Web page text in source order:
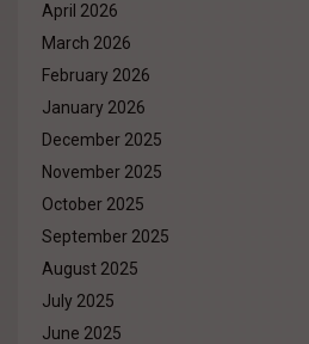
April 2026
March 2026
February 2026
January 2026
December 2025
November 2025
October 2025
September 2025
August 2025
July 2025
June 2025